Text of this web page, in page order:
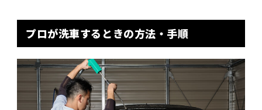
プロが洗車するときの方法・手順